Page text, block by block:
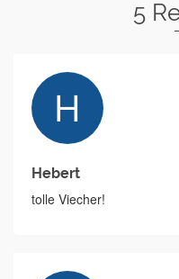
5
Hebert
tolle Viecher!